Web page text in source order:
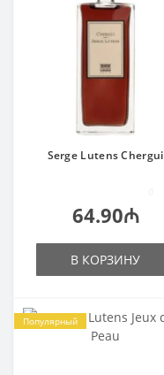
Serge Lutens Chergui
64.90₼
В КОРЗИНУ
Популярный